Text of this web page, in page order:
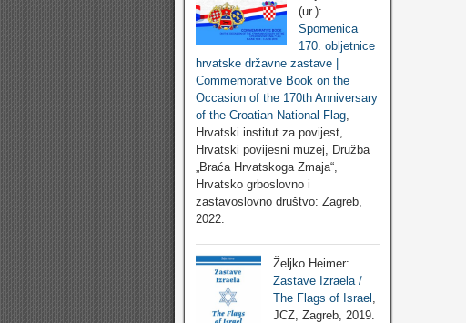
(ur.):
Spomenica
170. obljetnice
hrvatske državne zastave |
Commemorative Book on the
Occasion of the 170th Anniversary
of the Croatian National Flag
Hrvatski institut za povijest,
Hrvatski povijesni muzej, Družba
„Braća Hrvatskoga Zmaja“,
Hrvatsko grboslovno i
zastavoslovno društvo: Zagreb,
2022.
Željko Heimer:
Zastave Izraela /
The Flags of Israel ,
JCZ, Zagreb, 2019.